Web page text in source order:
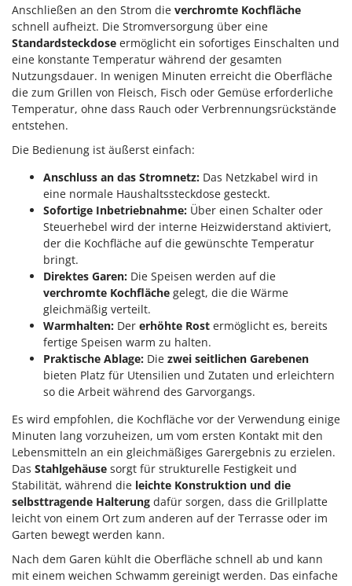
Kreiseleggen
Küchenreiben - elektrisch
Kükenaufzuchtboxen
L
Laderampe aus Aluminium
Laubsauger - Laubbläser
Laubsauger auf Rädern
Luftentfeuchter
Luftkühler
Mähroboter
Maisentkörnungsmaschinen
Manuelle Heckenscheren
Mehrzweck-Sauggeräte
Minibacköfen
Motorhacken - Gartenfräsen
Motorspritzen
N
Notstromaggregat
Nudelmaschinen
O
Obstmühlen Obsthäcksler Obstmuser
Obstpressen
Olivenernter und Schüttler
Einhell
Elegen
Energy Gruppi
Enotecnica Pillan
Eschenfelder
EuroMech
Eurosystems
FAC
Fama Industrie
Famag
Famur
FARMER
FBC
Ferrari Group
Ferroni
Ferrua
FIAC
FIEM
Fimar
FINI
Fiorentini
Fiskars
Flymo
Fontana Forni
Anschließen an den Strom die verchromte Kochfläche
schnell aufheizt. Die Stromversorgung über eine
Standardsteckdose ermöglicht ein sofortiges Einschalten und
eine konstante Temperatur während der gesamten
Nutzungsdauer. In wenigen Minuten erreicht die Oberfläche
die zum Grillen von Fleisch, Fisch oder Gemüse erforderliche
Temperatur, ohne dass Rauch oder Verbrennungsrückstände
entstehen.
Die Bedienung ist äußerst einfach:
Anschluss an das Stromnetz: Das Netzkabel wird in
eine normale Haushaltssteckdose gesteckt.
Sofortige Inbetriebnahme: Über einen Schalter oder
Steuerhebel wird der interne Heizwiderstand aktiviert,
der die Kochfläche auf die gewünschte Temperatur
bringt.
Direktes Garen: Die Speisen werden auf die
verchromte Kochfläche gelegt, die die Wärme
gleichmäßig verteilt.
Warmhalten: Der erhöhte Rost ermöglicht es, bereits
fertige Speisen warm zu halten.
Praktische Ablage: Die zwei seitlichen Garebenen
bieten Platz für Utensilien und Zutaten und erleichtern
so die Arbeit während des Garvorgangs.
Es wird empfohlen, die Kochfläche vor der Verwendung einige
Minuten lang vorzuheizen, um vom ersten Kontakt mit den
Lebensmitteln an ein gleichmäßiges Garergebnis zu erzielen.
Das Stahlgehäuse sorgt für strukturelle Festigkeit und
Stabilität, während die leichte Konstruktion und die
selbsttragende Halterung dafür sorgen, dass die Grillplatte
leicht von einem Ort zum anderen auf der Terrasse oder im
Garten bewegt werden kann.
Nach dem Garen kühlt die Oberfläche schnell ab und kann
mit einem weichen Schwamm gereinigt werden. Das einfache